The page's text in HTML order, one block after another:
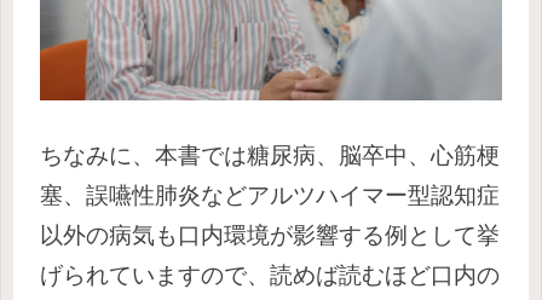
ちなみに、本書では糖尿病、脳卒中、心筋梗
塞、誤嚥性肺炎などアルツハイマー型認知症
以外の病気も口内環境が影響する例として挙
げられていますので、読めば読むほど口内の